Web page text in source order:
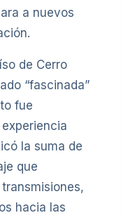
a nuevos
de Cerro
“fascinada”
fue
la suma de
que
hacia las